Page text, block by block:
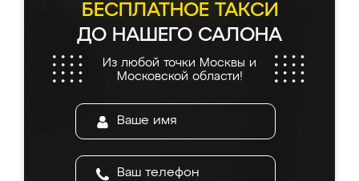
БЕСПЛАТНОЕ ТАКСИ
ДО НАШЕГО САЛОНА
Из любой точки Москвы и
Московской области!